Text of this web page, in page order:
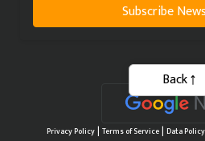
Subscribe
Privacy Policy| Terms of Service| Data Policy
Back